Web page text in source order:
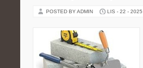
POSTED BY ADMIN LIS - 22 - 2025